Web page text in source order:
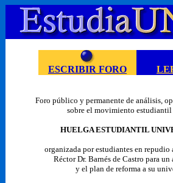
ESCRIBIR FORO
Foro público y permanente de análisis,
sobre el movimiento
HUELGA ESTUDIANTIL
organizada por estudiantes en repudio
Réctor Dr. Barnés de Castro para un
y el plan de reforma a su